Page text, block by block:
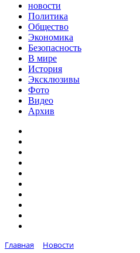
новости
Политика
Общество
Экономика
Безопасность
В мире
История
Эксклюзивы
Фото
Видео
Архив
Главная
Новости